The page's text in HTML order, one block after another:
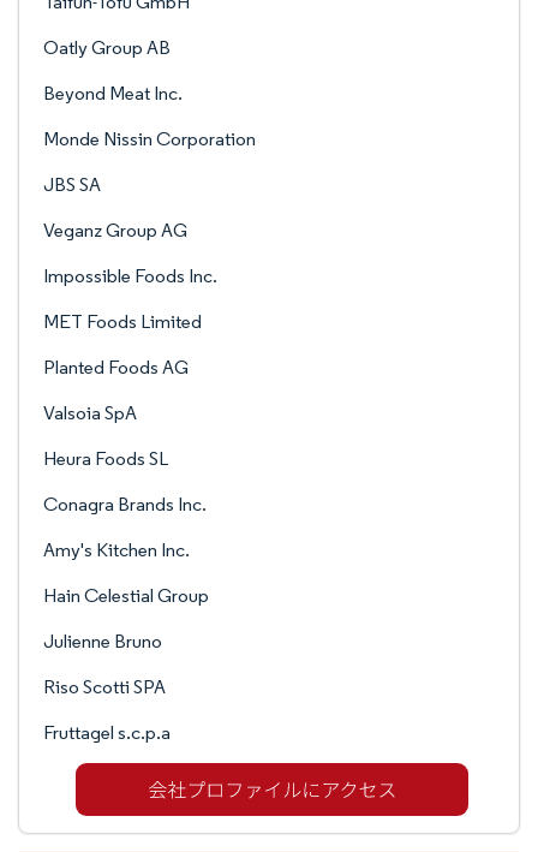
Oatly Group AB
Beyond Meat Inc.
Monde Nissin Corporation
JBS SA
Veganz Group AG
Impossible Foods Inc.
MET Foods Limited
Planted Foods AG
Valsoia SpA
Heura Foods SL
Conagra Brands Inc.
Amy's Kitchen Inc.
Hain Celestial Group
Julienne Bruno
Riso Scotti SPA
Fruttagel s.c.p.a